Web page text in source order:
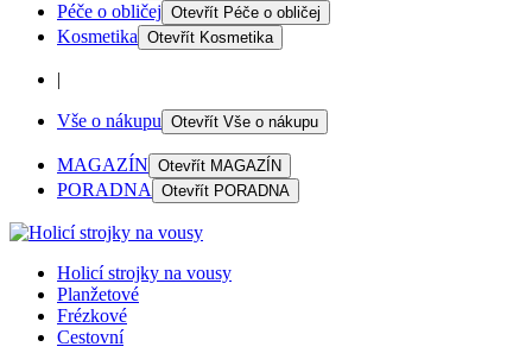
Péče o obličej Otevřít Péče o obličej
Kosmetika Otevřít Kosmetika
|
Vše o nákupu Otevřít Vše o nákupu
MAGAZÍN Otevřít MAGAZÍN
PORADNA Otevřít PORADNA
Holicí strojky na vousy
Planžetové
Frézkové
Cestovní